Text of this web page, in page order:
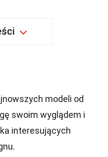
modeli od
swoim wyglądem i
interesujących